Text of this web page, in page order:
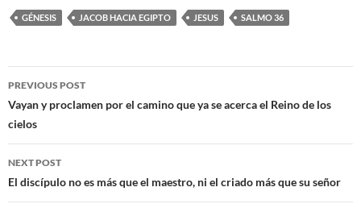
GÉNESIS JACOB HACIA EGIPTO JESUS SALMO 36
PREVIOUS POST
Vayan y proclamen por el camino que ya se acerca el Reino de los
cielos
NEXT POST
El discípulo no es más que el maestro, ni el criado más que su señor